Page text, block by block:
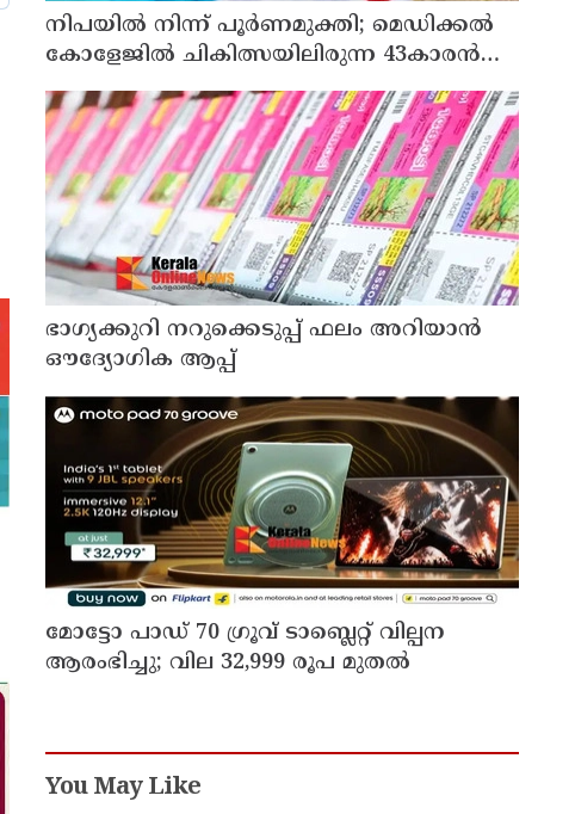
നിപയിൽ നിന്ന് പൂർണമുക്തി; മെഡിക്കൽ
കോളേജിൽ ചികിത്സയിലിരുന്ന 43കാരൻ
വീട്ടിലേക്ക് മടങ്ങി
ഭാഗ്യക്കുറി നറുക്കെടുപ്പ് ഫലം അറിയാൻ
ഔദ്യോഗിക ആപ്പ്
മോട്ടോ പാഡ് 70 ഗ്രൂവ് ടാബ്ലെറ്റ് വില്പന
ആരംഭിച്ചു; വില 32,999 രൂപ മുതൽ
You May Like